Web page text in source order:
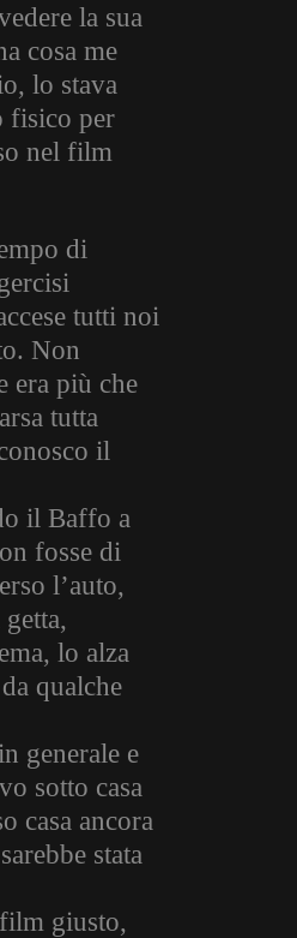
la sua
cosa me
lo stava
fisico per
nel film
di
tutti noi
Non
era più che
tutta
il
il Baffo a
fosse di
l’auto,
lo alza
qualche
generale e
sotto casa
casa ancora
stata
giusto,